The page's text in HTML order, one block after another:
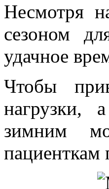
Несмотря
сезоном
удачное
Чтобы
нагрузки,
зимним
пациенткам